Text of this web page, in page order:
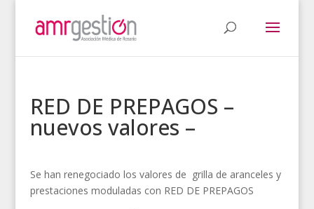
RED DE PREPAGOS –
nuevos valores –
Se han renegociado los valores de grilla de aranceles y
prestaciones moduladas con RED DE PREPAGOS